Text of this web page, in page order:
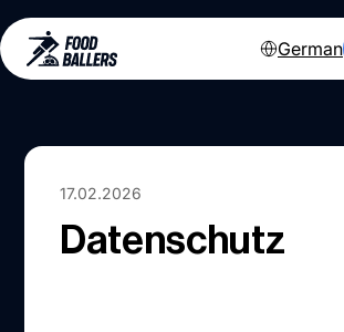
German
17.02.2026
Datenschutz